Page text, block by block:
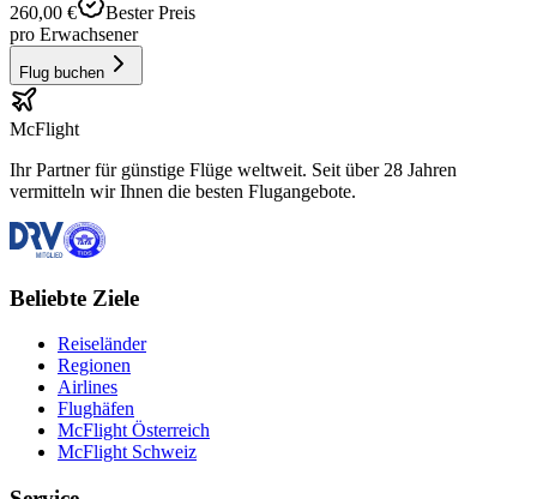
260,00 €
Bester Preis
pro Erwachsener
Flug buchen
McFlight
Ihr Partner für günstige Flüge weltweit. Seit über 28 Jahren
vermitteln wir Ihnen die besten Flugangebote.
Beliebte Ziele
Reiseländer
Regionen
Airlines
Flughäfen
McFlight Österreich
McFlight Schweiz